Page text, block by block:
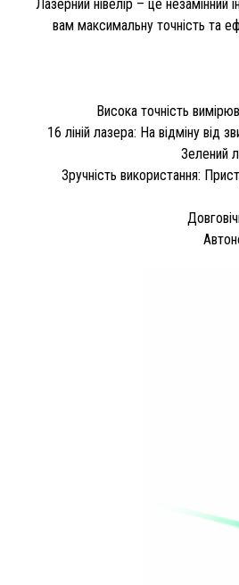
Лазерний нівелір – це незамінний
вам максимальну точність та
Висока точність
16 ліній лазера: На відміну від
Зелений
Зручність використання: